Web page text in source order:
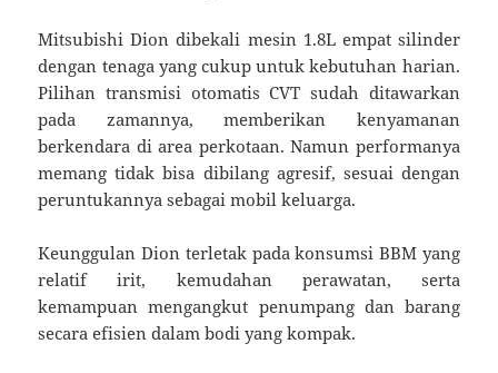
Mitsubishi Dion dibekali mesin 1.8L empat silinder
dengan tenaga yang cukup untuk kebutuhan harian.
Pilihan transmisi otomatis CVT sudah ditawarkan
pada zamannya, memberikan kenyamanan
berkendara di area perkotaan. Namun performanya
memang tidak bisa dibilang agresif, sesuai dengan
peruntukannya sebagai mobil keluarga.
Keunggulan Dion terletak pada konsumsi BBM yang
relatif irit, kemudahan perawatan, serta
kemampuan mengangkut penumpang dan barang
secara efisien dalam bodi yang kompak.